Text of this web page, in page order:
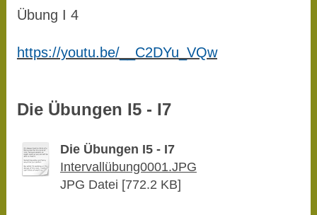
Übung I 4
https://youtu.be/__C2DYu_VQw
Die Übungen I5 - I7
Die Übungen I5 - I7
Intervallübung0001.JPG
JPG Datei [772.2 KB]